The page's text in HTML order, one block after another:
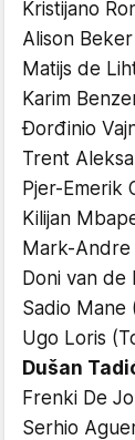
Kristijano
Alison
Matijs de
Karim
Đorđinio
Trent
Pjer-Emerik
Kilijan
Mark-Andre
Doni van de
Sadio Mane
Ugo Loris
Dušan
Frenki De
Serhio